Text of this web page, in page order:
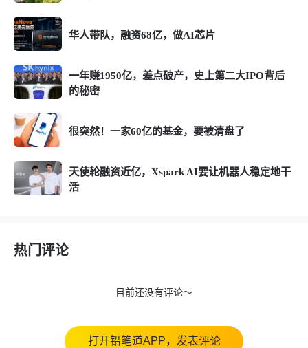
华人带队，融资68亿，做AI芯片
一年赚1950亿，差点破产，史上第二大IPO背后
的秘密
很突然！一家60亿的基金，要被清盘了
天使轮融资近亿，Xspark AI要让机器人稳定地干
活
热门评论
目前还没有评论～
打开铅笔道APP，发表评论